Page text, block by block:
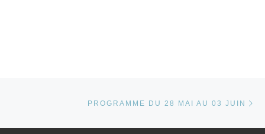
PROGRAMME DU 28 MAI AU 03 JUIN